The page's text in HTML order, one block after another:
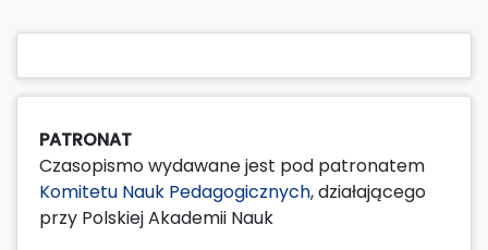
PATRONAT
Czasopismo wydawane jest pod patronatem
Komitetu Nauk Pedagogicznych, działającego
przy Polskiej Akademii Nauk